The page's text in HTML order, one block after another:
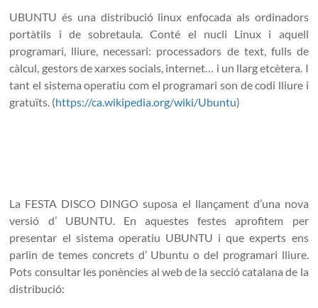
UBUNTU és una distribució linux enfocada als ordinadors
portàtils i de sobretaula. Conté el nucli Linux i aquell
programari, lliure, necessari: processadors de text, fulls de
càlcul, gestors de xarxes socials, internet… i un llarg etcètera. I
tant el sistema operatiu com el programari son de codi lliure i
gratuïts. (https://ca.wikipedia.org/wiki/Ubuntu)
La FESTA DISCO DINGO suposa el llançament d’una nova
versió d’ UBUNTU. En aquestes festes aprofitem per
presentar el sistema operatiu UBUNTU i que experts ens
parlin de temes concrets d’ Ubuntu o del programari lliure.
Pots consultar les ponències al web de la secció catalana de la
distribució: